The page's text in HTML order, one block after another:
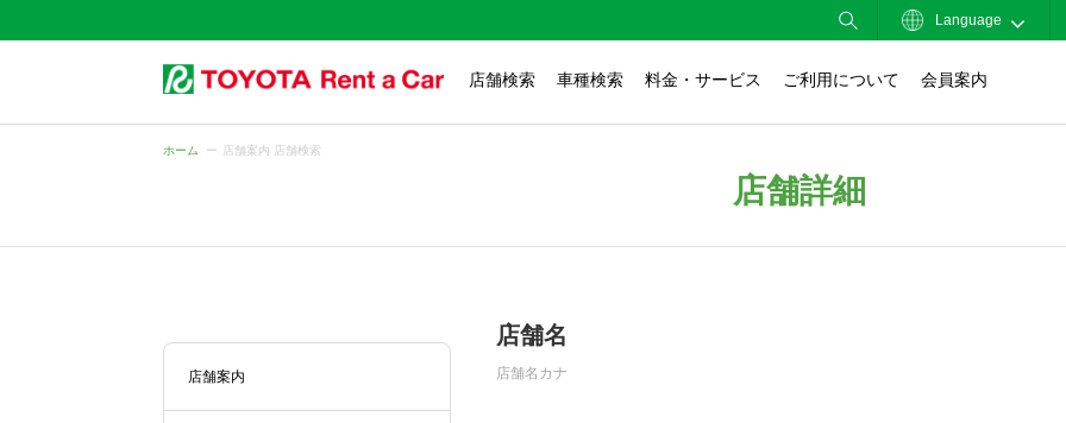
Language
店舗検索 車種検索 料金・サービス ご利用について 会員案内
ホーム 店舗案内 店舗検索
店舗詳細
店舗案内
店舗名
店舗名カナ